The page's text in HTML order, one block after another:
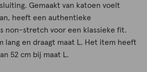
Gemaakt van katoen voelt
heeft een authentieke
non-stretch voor een klassieke fit.
lang en draagt maat L. Het item heeft
52 cm bij maat L.